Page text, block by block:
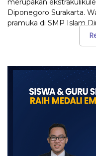
merupakan
Diponegoro Surakarta.
pramuka di SMP Islam